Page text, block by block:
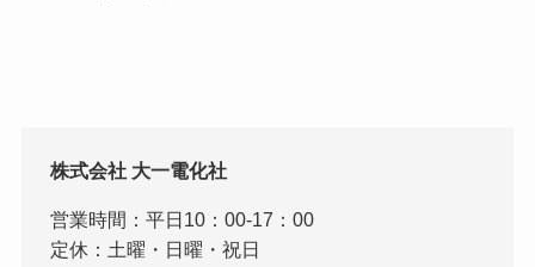
株式会社 大一電化社
営業時間：平日10：00-17：00
定休：土曜・日曜・祝日